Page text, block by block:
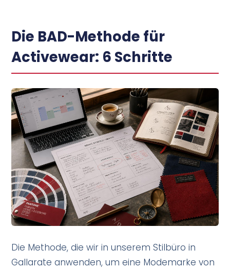
Die BAD-Methode für
Activewear: 6 Schritte
Die Methode, die wir in unserem Stilbüro in
Gallarate anwenden, um eine Modemarke von